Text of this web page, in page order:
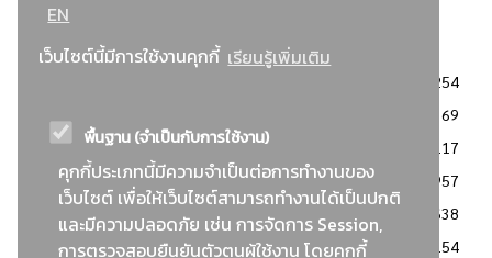
EN
เว็บไซต์นี้มีการใช้งานคุกกี้ เรียนรู้เพิ่มเติม
พื้นฐาน (จำเป็นกับการใช้งาน)
คุกกี้ประเภทนี้มีความจำเป็นต่อการทำงานของ
เว็บไซต์ เพื่อให้เว็บไซต์สามารถทำงานได้เป็นปกติ
และมีความปลอดภัย เช่น การจัดการ Session,
การตรวจสอบยืนยันตัวตนผู้ใช้งาน โดยคุกกี้
..ยอดนิยม..
3254
2369
: วิธีเฉพาะเจาะจง
2117
ข่าวสาร/ประกาศ
1957
: เอกสารส่งเสริมความโปร่งใสในการจัดซื้อจัดจ้าง
1638
ข่าวสารจัดซื้อจัดจ้าง
1154